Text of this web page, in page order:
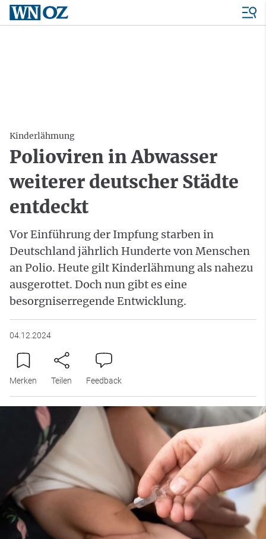
Kinderlähmung
Polioviren in Abwasser
weiterer deutscher Städte
entdeckt
Vor Einführung der Impfung starben in
Deutschland jährlich Hunderte von Menschen
an Polio. Heute gilt Kinderlähmung als nahezu
ausgerottet. Doch nun gibt es eine
besorgniserregende Entwicklung.
04.12.2024
Merken Teilen Feedback